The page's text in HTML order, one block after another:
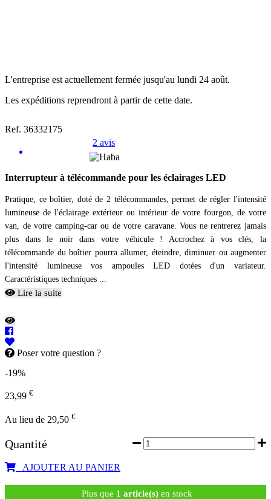
L'entreprise est actuellement fermée jusqu'au lundi 24 août.
Les expéditions reprendront à partir de cette date.
Ref. 36332175
2 avis
Interrupteur à télécommande pour les éclairages LED
Pratique, ce boîtier, doté de 2 télécommandes, permet de régler l'intensité
lumineuse de l'éclairage extérieur ou intérieur de votre fourgon, de votre
van, de votre camping-car ou de votre caravane. Vous ne rentrerez jamais
plus dans le noir dans votre véhicule ! Accrochez à vos clés, la
télécommande du boîtier pourra allumer, éteindre, diminuer ou augmenter
l'intensité lumineuse vos ampoules LED dotées d'un variateur.
Caractéristiques techniques ...
Lire la suite
Poser votre question ?
-19%
23,99 €
Au lieu de 29,50 €
Quantité
AJOUTER AU PANIER
Plus que 1 article(s)en stock